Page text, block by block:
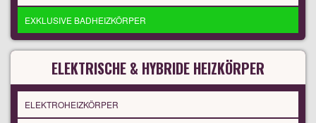
EXKLUSIVE BADHEIZKÖRPER
ELEKTRISCHE & HYBRIDE HEIZKÖRPER
ELEKTROHEIZKÖRPER